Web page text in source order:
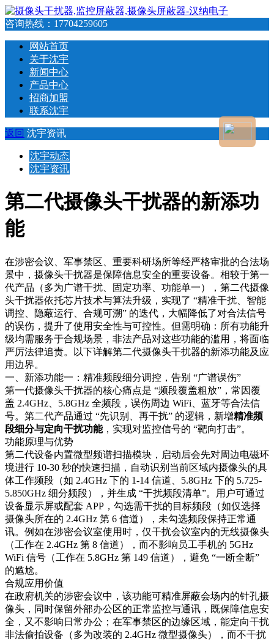
咨询热线： 17704259605
网站首页
关于沈宇
新闻中心
产品中心
招商加盟
联系沈宇
返回 沈宇资讯
沈宇动态
沈宇资讯
第二代摄像头干扰器的新添功
能
在涉密会议、军事禁区、重要科研场所等经严格审批的合法场
景中，摄像头干扰器是保障信息安全的重要设备。相较于第一
代产品（多为广谱干扰、固定功率、功能单一），第二代摄像
头干扰器依托芯片技术与算法升级，实现了 “精准干扰、智能
调控、隐蔽运行、合规可溯” 的迭代，大幅降低了对合法信号
的误伤，提升了使用安全性与可控性。但需明确：所有功能升
级均需服务于合规场景，非法产品对这些功能的滥用，将面临
严厉法律追责。以下详解第二代摄像头干扰器的新添功能及应
用边界。​
一、新添功能一：精准频段细分调控，告别 “广谱误伤”​
第一代摄像头干扰器的核心痛点是 “频段覆盖粗放”，常因覆
盖 2.4GHz、5.8GHz 全频段，误伤周边 WiFi、蓝牙等合法信
号。第二代产品通过 “先识别、再干扰” 的逻辑，新增精准频
段细分与定向干扰功能，实现对监控信号的 “靶向打击”。​
功能原理与优势​
第二代设备内置微型频谱扫描模块，启动后会先对周边电磁环
境进行 10-30 秒的快速扫描，自动识别当前区域内摄像头的具
体工作频段（如 2.4GHz 下的 1-14 信道、5.8GHz 下的 5.725-
5.850GHz 细分频段），并生成 “干扰频段清单”。用户可通过
设备显示屏或配套 APP，勾选需干扰的目标频段（如仅选择
摄像头所在的 2.4GHz 第 6 信道），未勾选频段保持正常通
讯。例如在涉密会议室使用时，仅干扰会议室内的无线摄像头
（工作在 2.4GHz 第 8 信道），而不影响员工手机的 5GHz
WiFi 信号（工作在 5.8GHz 第 149 信道），避免 “一断全断”
的尴尬。​
合规应用价值​
在政府机关的涉密会议中，该功能可精准屏蔽会场内的针孔摄
像头，同时保留外部办公区的正常监控与通讯，既保障信息安
全，又不影响日常办公；在军事禁区的边缘区域，能定向干扰
非法偷拍设备（多为改装的 2.4GHz 微型摄像头），而不干扰